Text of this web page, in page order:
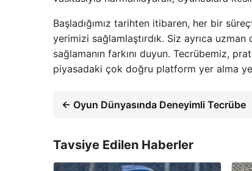
Başladığımız tarihten itibaren, her bir
yerimizi sağlamlaştırdık. Siz ayrıca uzman
sağlamanın farkını duyun. Tecrübemiz,
piyasadaki çok doğru platform yer alma
← Oyun Dünyasında Deneyimli Tecrübe
Tavsiye Edilen Haberler